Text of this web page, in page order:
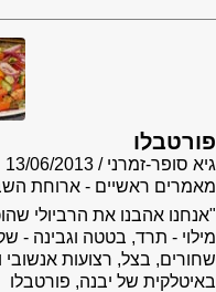
פורטבלו
גיא סופר-זמרני
13/06/2013
מאמרים ראשיים - ארוחת
"אנחנו אהבנו את הרביולי
מילוי - תרד, בטטה וגבינה -
שחורים, בצל, רצועות אנשובי
באיטלקית של יבנה, פורטבלו